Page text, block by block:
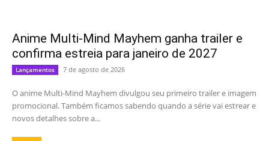
Anime Multi-Mind Mayhem ganha trailer e
confirma estreia para janeiro de 2027
Lançamentos 7 de agosto de 2026
O anime Multi-Mind Mayhem divulgou seu primeiro trailer e imagem
promocional. Também ficamos sabendo quando a série vai estrear e
novos detalhes sobre a...